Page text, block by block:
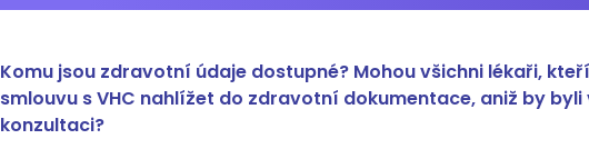
Komu jsou zdravotní údaje dostupné? Mohou všichni lékaři,
smlouvu s VHC nahlížet do zdravotní dokumentace, aniž by byli
konzultaci?